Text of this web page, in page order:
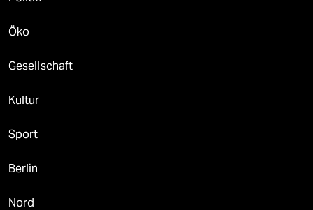
Öko
Gesellschaft
Kultur
Sport
Berlin
Nord